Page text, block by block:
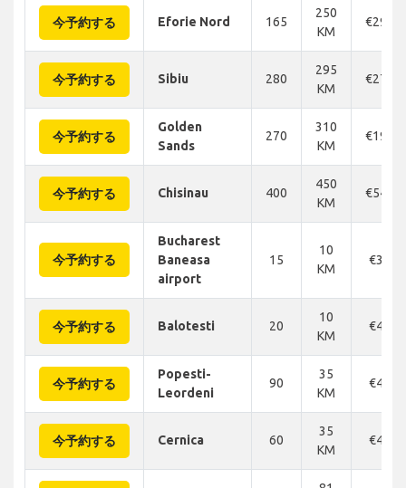
今予約する Eforie Nord 165
250
KM
€290
今予約する Sibiu 280
295
KM
€274
今予約する
Golden
Sands
270
310
KM
€198
今予約する Chisinau 400
450
KM
€546
今予約する
Bucharest
Baneasa
airport
15
10
KM
€34
今予約する Balotesti 20
10
KM
€44
今予約する
Popesti-
Leordeni
90
35
KM
€47
今予約する Cernica 60
35
KM
€47